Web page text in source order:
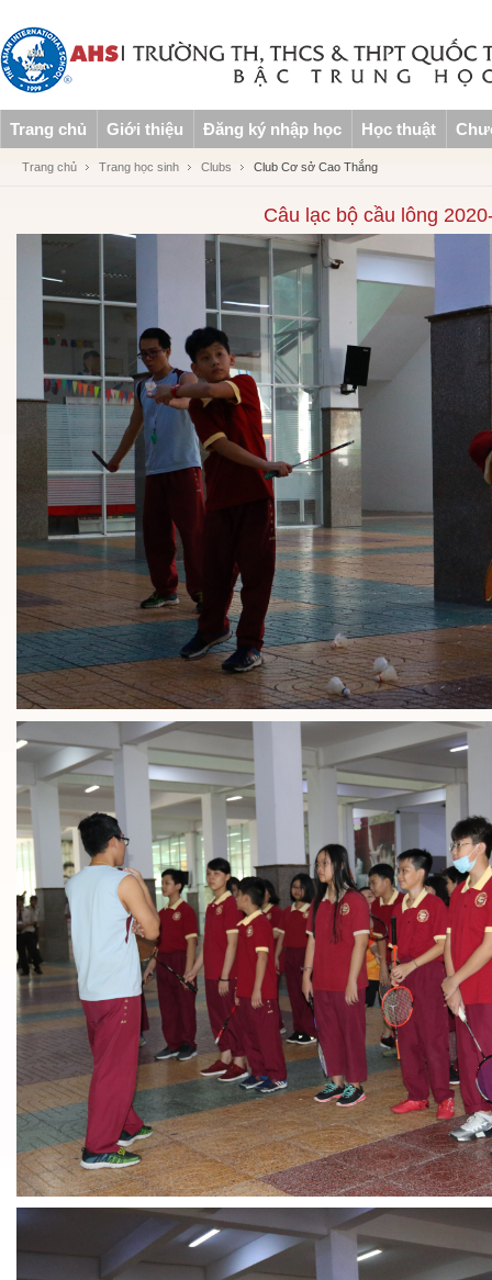
Trang chủ Giới thiệu Đăng ký nhập học Học thuật
Trang chủ Trang học sinh Clubs Club Cơ sở Cao Thắng
Câu lạc bộ cầu lông